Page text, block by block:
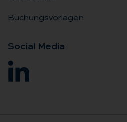
Buchungsvorlagen
So­ci­al Me­dia